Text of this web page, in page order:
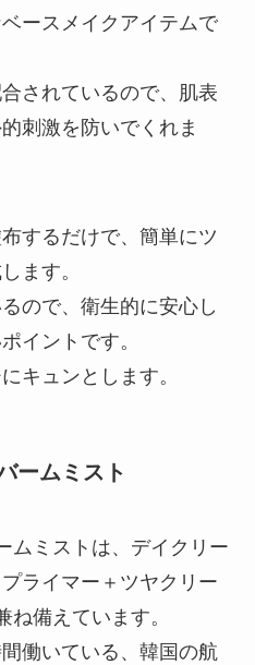
ースメイクアイテムで
されているので、肌表
刺激を防いでくれま
するだけで、簡単にツ
ます。
ので、衛生的に安心し
イントです。
キュンとします。
ームミスト
ムミストは、デイクリー
ライマー＋ツヤクリー
備えています。
働いている、韓国の航